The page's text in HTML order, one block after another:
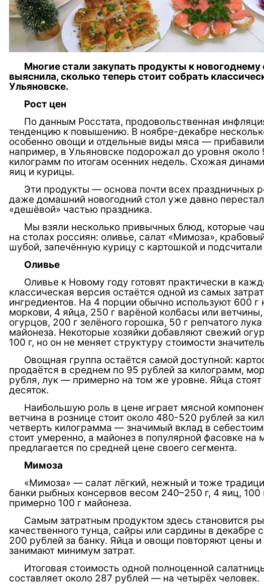
Многие стали закупать продукты к
выяснила, сколько теперь стоит собрать
Ульяновске.
Рост цен
По данным Росстата, продовольственная
тенденцию к повышению. В ноябре-декабре
особенно овощи и отдельные виды мяса —
например, в Ульяновске подорожал до уровня около
килограмм по итогам осенних недель. Схожая
яиц и курицы.
Эти продукты — основа почти всех праздничных
даже домашний новогодний стол уже давно
«дешёвой» частью праздника.
Мы взяли несколько привычных блюд, которые
на столах россиян: оливье, салат «Мимоза»,
шубой, запечённую курицу с картошкой и подсчитали
Оливье
Оливье к Новому году готовят практически в
классическая версия остаётся одной из самых
ингредиентов. На 4 порции обычно используют 600 г
моркови, 4 яйца, 250 г варёной колбасы или
огурцов, 200 г зелёного горошка, 50 г репчатого
майонеза. Некоторые хозяйки добавляют свежий
100 г, но он не меняет структуру стоимости
Овощная группа остаётся самой доступной:
продаётся в среднем по 95 рублей за килограмм,
рубля, лук — примерно на том же уровне. Яйца стоят
десяток.
Наибольшую роль в цене играет мясной
ветчина в рознице стоит около 480-520 рублей за
четверть килограмма — значимый вклад в
стоит умеренно, а майонез в популярной фасовке на
предлагается по средней цене своего сегмента.
Мимоза
«Мимоза» — салат лёгкий, нежный и тоже
банки рыбных консервов весом 240–250 г, 4 яиц, 100
примерно 100 г майонеза.
Самым затратным продуктом здесь становится
качественного тунца, сайры или сардины в декабре
200 рублей за банку. Яйца и овощи повторяют цены
занимают минимум затрат.
Итоговая стоимость одной полноценной
составляет около 287 рублей — на четырёх человек.